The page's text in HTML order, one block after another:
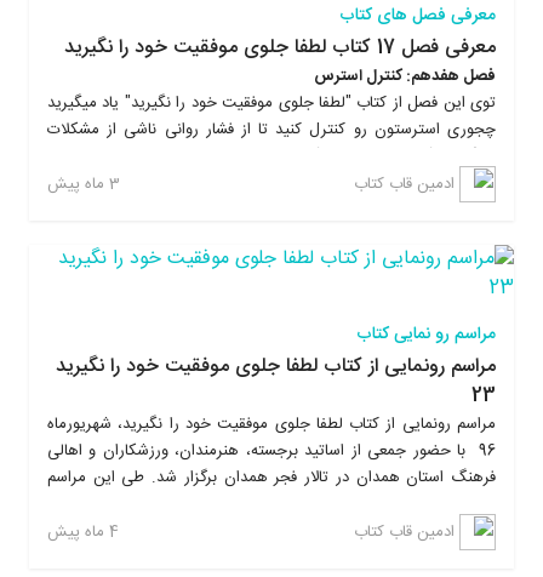
معرفی فصل های کتاب
معرفی فصل 17 کتاب لطفا جلوی موفقیت خود را نگیرید
فصل هفدهم: کنترل استرس
توی این فصل از کتاب "لطفا جلوی موفقیت خود را نگیرید" یاد میگیرید
چجوری استرستون رو کنترل کنید تا از فشار روانی ناشی از مشکلات
زندگیتون آسیب نبینید و با آرامشی که بدست میارید بازدهیتون رو بالا
ببرید. با خوندن کتاب لطفا جلوی موفقیت خود را نگیرید، یاد میگیرید
که چطوری بدون رفتن به همایش های پرهزینه، زندگیتون رو تغییر
میشید. این کتاب بر خلاف کتابهای روانشناسی دیگه، خیلی ساده و روان
نوشته شده و در پایان هر فصل تمرینات عملی داره که این تمرینات،
ایجاد روحیه عملگرایی میشه.
ادمین قاب کتاب 3 ماه پیش
مراسم رو نمایی کتاب
مراسم رونمایی از کتاب لطفا جلوی موفقیت خود را نگیرید
23
مراسم رونمایی از کتاب لطفا جلوی موفقیت خود را نگیرید، شهریورماه
96 با حضور جمعی از اساتید برجسته، هنرمندان، ورزشکاران و اهالی
فرهنگ استان همدان در تالار فجر همدان برگزار شد. طی این مراسم
دستاندرکارانی که در مراحل شکل گیری این اثر همکاری کردند تقدیر
شد.
ادمین قاب کتاب 4 ماه پیش